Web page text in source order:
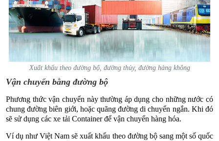
Xuất khẩu theo đường bộ, đường thủy, đường hàng không
Vận chuyển bằng đường bộ
Phương thức vận chuyển này thường áp dụng cho những nước có
chung đường biên giới, hoặc quãng đường di chuyển ngắn. Khi đó
sẽ sử dụng các xe tải Container để vận chuyển hàng hóa.
Ví dụ như Việt Nam sẽ xuất khẩu theo đường bộ sang một số quốc